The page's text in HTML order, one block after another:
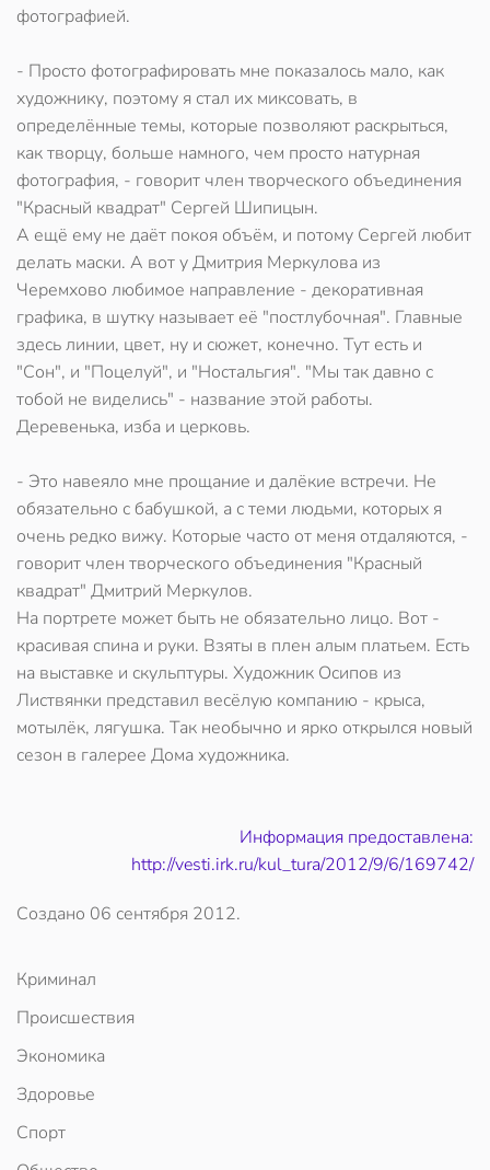
фотографией.
- Просто фотографировать мне показалось мало, как
художнику, поэтому я стал их миксовать, в
определённые темы, которые позволяют раскрыться,
как творцу, больше намного, чем просто натурная
фотография, - говорит член творческого объединения
"Красный квадрат" Сергей Шипицын.
А ещё ему не даёт покоя объём, и потому Сергей любит
делать маски. А вот у Дмитрия Меркулова из
Черемхово любимое направление - декоративная
графика, в шутку называет её "постлубочная". Главные
здесь линии, цвет, ну и сюжет, конечно. Тут есть и
"Сон", и "Поцелуй", и "Ностальгия". "Мы так давно с
тобой не виделись" - название этой работы.
Деревенька, изба и церковь.
- Это навеяло мне прощание и далёкие встречи. Не
обязательно с бабушкой, а с теми людьми, которых я
очень редко вижу. Которые часто от меня отдаляются, -
говорит член творческого объединения "Красный
квадрат" Дмитрий Меркулов.
На портрете может быть не обязательно лицо. Вот -
красивая спина и руки. Взяты в плен алым платьем. Есть
на выставке и скульптуры. Художник Осипов из
Листвянки представил весёлую компанию - крыса,
мотылёк, лягушка. Так необычно и ярко открылся новый
сезон в галерее Дома художника.
Информация предоставлена:
http://vesti.irk.ru/kul_tura/2012/9/6/169742/
Создано 06 сентября 2012.
Криминал
Происшествия
Экономика
Здоровье
Спорт